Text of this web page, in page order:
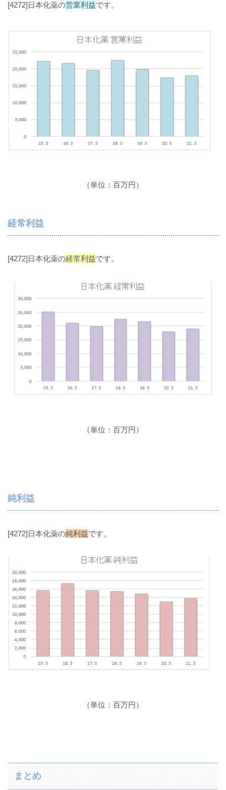
[4272]日本化薬の営業利益です。
（単位：百万円）
経常利益
[4272]日本化薬の経常利益です。
（単位：百万円）
純利益
[4272]日本化薬の純利益です。
（単位：百万円）
まとめ